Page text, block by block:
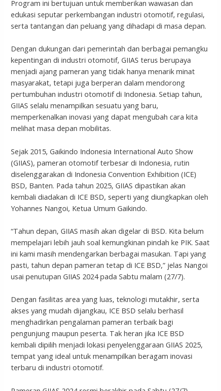
Program ini bertujuan untuk memberikan wawasan dan
edukasi seputar perkembangan industri otomotif, regulasi,
serta tantangan dan peluang yang dihadapi di masa depan.
Dengan dukungan dari pemerintah dan berbagai pemangku
kepentingan di industri otomotif, GIIAS terus berupaya
menjadi ajang pameran yang tidak hanya menarik minat
masyarakat, tetapi juga berperan dalam mendorong
pertumbuhan industri otomotif di Indonesia. Setiap tahun,
GIIAS selalu menampilkan sesuatu yang baru,
memperkenalkan inovasi yang dapat mengubah cara kita
melihat masa depan mobilitas.
Sejak 2015, Gaikindo Indonesia International Auto Show
(GIIAS), pameran otomotif terbesar di Indonesia, rutin
diselenggarakan di Indonesia Convention Exhibition (ICE)
BSD, Banten. Pada tahun 2025, GIIAS dipastikan akan
kembali diadakan di ICE BSD, seperti yang diungkapkan oleh
Yohannes Nangoi, Ketua Umum Gaikindo.
“Tahun depan, GIIAS masih akan digelar di BSD. Kita belum
mempelajari lebih jauh soal kemungkinan pindah ke PIK. Saat
ini kami masih mendengarkan berbagai masukan. Tapi yang
pasti, tahun depan pameran tetap di ICE BSD,” jelas Nangoi
usai penutupan GIIAS 2024 pada Sabtu malam (27/7).
Dengan fasilitas area yang luas, teknologi mutakhir, serta
akses yang mudah dijangkau, ICE BSD selalu berhasil
menghadirkan pengalaman pameran terbaik bagi
pengunjung maupun peserta. Tak heran jika ICE BSD
kembali dipilih menjadi lokasi penyelenggaraan GIIAS 2025,
tempat yang ideal untuk menampilkan beragam inovasi
terbaru di industri otomotif.